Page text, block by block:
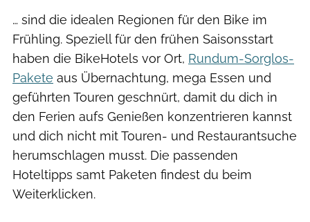
… sind die idealen Regionen für den Bike im
Frühling. Speziell für den frühen Saisonsstart
haben die BikeHotels vor Ort, Rundum-Sorglos-
Pakete aus Übernachtung, mega Essen und
geführten Touren geschnürt, damit du dich in
den Ferien aufs Genießen konzentrieren kannst
und dich nicht mit Touren- und Restaurantsuche
herumschlagen musst. Die passenden
Hoteltipps samt Paketen findest du beim
Weiterklicken.